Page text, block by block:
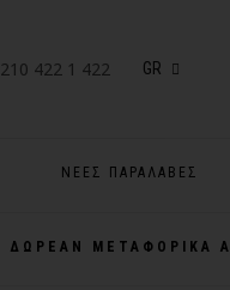
210 422 1 422 GR
ΝΈΕΣ ΠΑΡΑΛΑΒΈΣ
ΔΩΡΕΑΝ ΜΕΤΑΦΟΡΙΚΑ